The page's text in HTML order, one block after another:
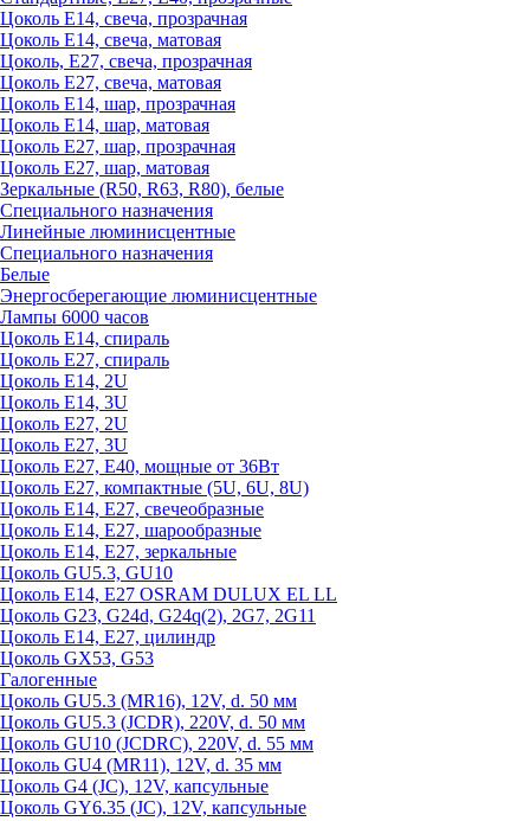
Цоколь Е14, свеча, прозрачная
Цоколь Е14, свеча, матовая
Цоколь, Е27, свеча, прозрачная
Цоколь Е27, свеча, матовая
Цоколь Е14, шар, прозрачная
Цоколь Е14, шар, матовая
Цоколь Е27, шар, прозрачная
Цоколь Е27, шар, матовая
Зеркальные (R50, R63, R80), белые
Специального назначения
Линейные люминисцентные
Специального назначения
Белые
Энергосберегающие люминисцентные
Лампы 6000 часов
Цоколь Е14, спираль
Цоколь Е27, спираль
Цоколь Е14, 2U
Цоколь Е14, 3U
Цоколь Е27, 2U
Цоколь Е27, 3U
Цоколь Е27, Е40, мощные от 36Вт
Цоколь Е27, компактные (5U, 6U, 8U)
Цоколь Е14, Е27, свечеобразные
Цоколь Е14, Е27, шарообразные
Цоколь Е14, Е27, зеркальные
Цоколь GU5.3, GU10
Цоколь Е14, Е27 OSRAM DULUX EL LL
Цоколь G23, G24d, G24q(2), 2G7, 2G11
Цоколь Е14, Е27, цилиндр
Цоколь GX53, G53
Галогенные
Цоколь GU5.3 (MR16), 12V, d. 50 мм
Цоколь GU5.3 (JCDR), 220V, d. 50 мм
Цоколь GU10 (JCDRC), 220V, d. 55 мм
Цоколь GU4 (MR11), 12V, d. 35 мм
Цоколь G4 (JC), 12V, капсульные
Цоколь GY6.35 (JC), 12V, капсульные